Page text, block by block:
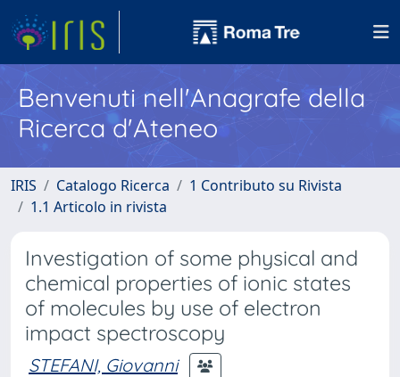
Benvenuti nell'Anagrafe della
Ricerca d'Ateneo
IRIS Catalogo Ricerca
1 Contributo su Rivista
1.1 Articolo in rivista
Investigation of some physical and
chemical properties of ionic states
of molecules by use of electron
impact spectroscopy
STEFANI, Giovanni